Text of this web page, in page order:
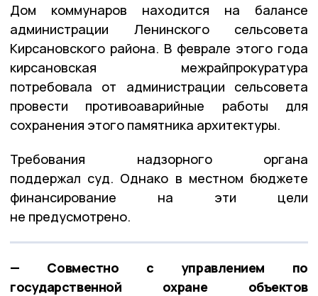
Дом коммунаров находится на балансе
администрации Ленинского сельсовета
Кирсановского района. В феврале этого года
кирсановская межрайпрокуратура
потребовала от администрации сельсовета
провести противоаварийные работы для
сохранения этого памятника архитектуры.
Требования надзорного органа
поддержал суд. Однако в местном бюджете
финансирование на эти цели
не предусмотрено.
— Совместно с управлением по
государственной охране объектов